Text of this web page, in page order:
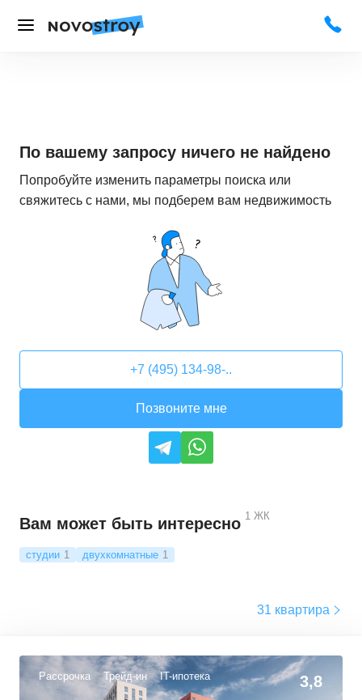
По вашему запросу ничего не найдено
Попробуйте изменить параметры поиска или
свяжитесь с нами, мы подберем вам недвижимость
+7 (495) 134-98-..
Позвоните мне
Вам может быть интересно 1 ЖК
студии 1 двухкомнатные 1
31 квартира
Рассрочка Трейд-ин IT-ипотека 3,8